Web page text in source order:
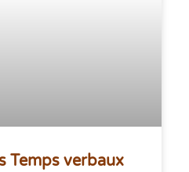
Temps verbaux